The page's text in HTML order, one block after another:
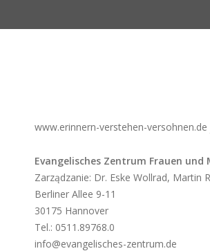
www.erinnern-verstehen-
Evangelisches Zentrum Frauen und
Zarządzanie: Dr. Eske Wollrad, Martin
Berliner Allee 9-11
30175 Hannover
Tel.: 0511.89768.0
info@evangelisches-zentrum.de